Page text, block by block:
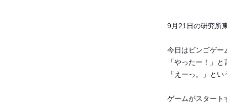
9月21日の研究所
今日はビンゴゲー
「やったー！」
「えーっ。」と
ゲームがスタート